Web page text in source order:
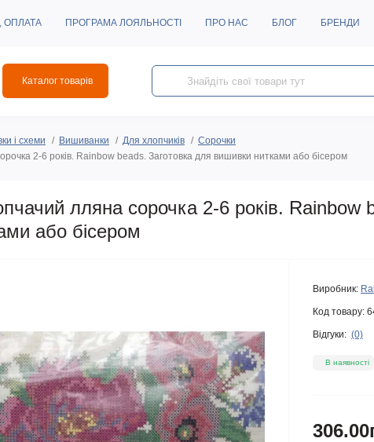
ОПЛАТА ПРОГРАМА ЛОЯЛЬНОСТІ ПРО НАС БЛОГ БРЕНДИ
Каталог товарів
і схеми Вишиванки Для хлопчиків
Сорочки
2-6 років. Rainbow beads. Заготовка для вишивки нитками або бісером
лляна сорочка 2-6 років. Rainbow
або бісером
Виробник:
Код товару:
Відгуки: (0)
В наявності